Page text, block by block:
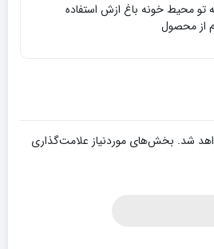
محیط خونه باغ ازش استفاده
از محصول
شد. بخش‌های موردنیاز علامت‌گذاری